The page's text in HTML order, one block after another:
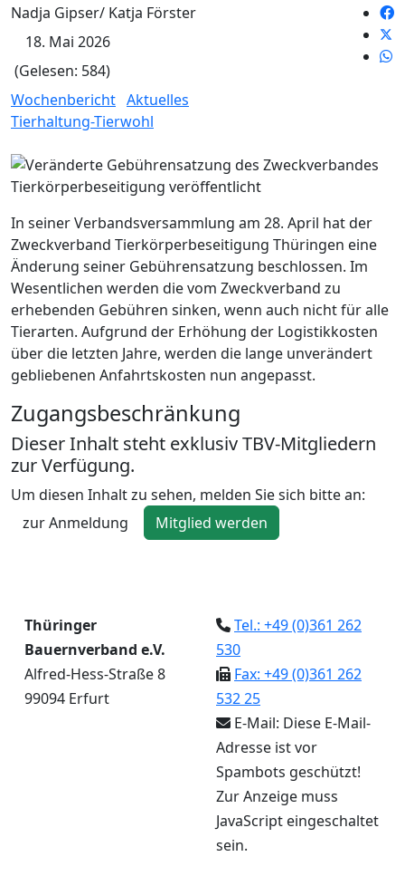
Nadja Gipser/ Katja Förster
18. Mai 2026
(Gelesen: 584)
Wochenbericht Aktuelles
Tierhaltung-Tierwohl
In seiner Verbandsversammlung am 28. April hat der
Zweckverband Tierkörperbeseitigung Thüringen eine
Änderung seiner Gebührensatzung beschlossen. Im
Wesentlichen werden die vom Zweckverband zu
erhebenden Gebühren sinken, wenn auch nicht für alle
Tierarten. Aufgrund der Erhöhung der Logistikkosten
über die letzten Jahre, werden die lange unverändert
gebliebenen Anfahrtskosten nun angepasst.
Zugangsbeschränkung
Dieser Inhalt steht exklusiv TBV-Mitgliedern
zur Verfügung.
Um diesen Inhalt zu sehen, melden Sie sich bitte an:
zur Anmeldung
Mitglied werden
Thüringer
Bauernverband e.V.
Alfred-Hess-Straße 8
99094 Erfurt
Tel.: +49 (0)361 262
530
Fax: +49 (0)361 262
532 25
E-Mail: Diese E-Mail-
Adresse ist vor
Spambots geschützt!
Zur Anzeige muss
JavaScript eingeschaltet
sein.